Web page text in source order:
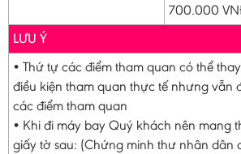
700.000
LƯU Ý
• Thứ tự các điểm tham quan có thể
điều kiện tham quan thực tế nhưng vẫn
các điểm tham quan
• Khi đi máy bay Quý khách nên mang
giấy tờ sau: (Chứng minh thư nhân dân